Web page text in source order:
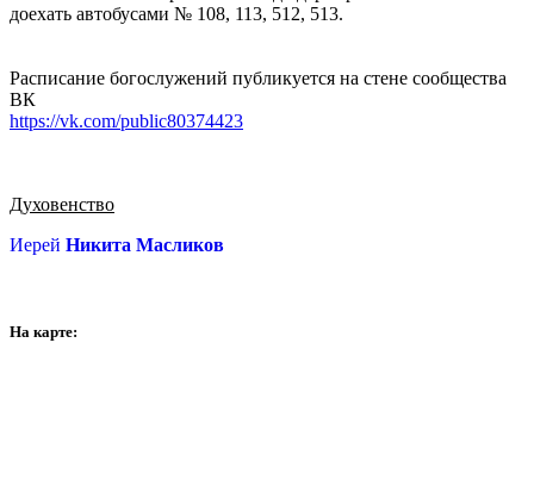
доехать автобусами № 108, 113, 512, 513.
Расписание богослужений публикуется на стене сообщества
ВК
https://vk.com/public80374423
Духовенство
Иерей Никита Масликов
На карте: